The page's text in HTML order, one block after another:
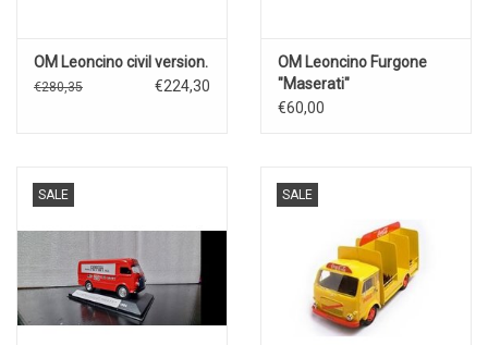
OM Leoncino civil version.
€280,35 €224,30
OM Leoncino Furgone
"Maserati"
€60,00
SALE SALE